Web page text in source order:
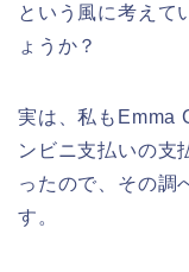
という風に考えて
ょうか？
実は、私もEmma
ンビニ支払いの支
ったので、その調
す。